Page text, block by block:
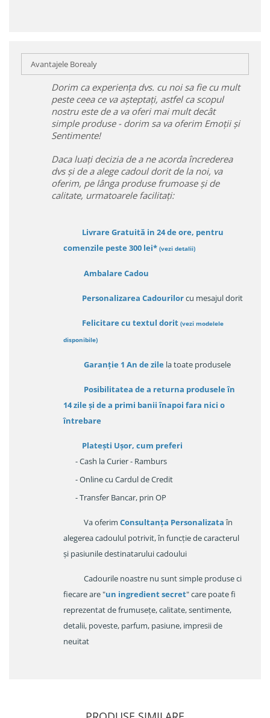
Avantajele Borealy
Dorim ca experiența dvs. cu noi sa fie cu mult
peste ceea ce va așteptați, astfel ca scopul
nostru este de a va oferi mai mult decât
simple produse - dorim sa va oferim Emoții și
Sentimente!
Daca luați decizia de a ne acorda încrederea
dvs și de a alege cadoul dorit de la noi, va
oferim, pe lânga produse frumoase și de
calitate, urmatoarele facilitați:
Livrare Gratuită in 24 de ore, pentru
comenzile peste 300 lei* (vezi detalii)
Ambalare Cadou
Personalizarea Cadourilorcu mesajul dorit
Felicitare cu textul dorit (vezi modelele
disponibile)
Garanție 1 An de zile la toate produsele
Posibilitatea de a returna produsele în
14 zileși de a primi banii înapoi fara nici o
întrebare
Platești Ușor, cum preferi
- Cash la Curier - Ramburs
- Online cu Cardul de Credit
- Transfer Bancar, prin OP
Va oferim Consultanța Personalizataîn
alegerea cadoulul potrivit, în funcție de caracterul
și pasiunile destinatarului cadoului
Cadourile noastre nu sunt simple produse ci
fiecare are "un ingredient secret" care poate fi
reprezentat de frumusețe, calitate, sentimente,
detalii, poveste, parfum, pasiune, impresii de
neuitat